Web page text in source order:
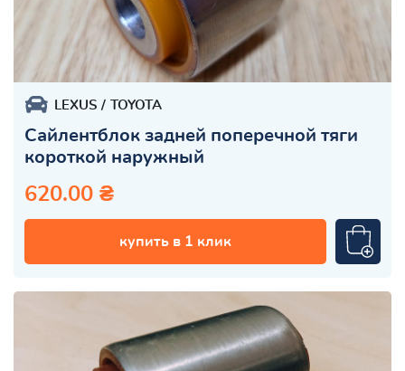
LEXUS TOYOTA
Сайлентблок задней поперечной тяги
короткой наружный
620.00 ₴
купить в 1 клик